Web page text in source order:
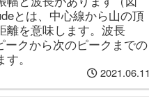
とは、中心線から山の頂
離を意味します。波長
ークから次のピークまでの
。
2021.06.11